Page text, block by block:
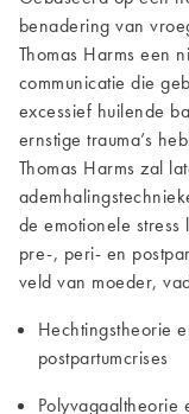
benadering van
Thomas Harms een
communicatie die
excessief huilende
ernstige trauma’s
Thomas Harms zal
de emotionele
pre-, peri- en
veld van moeder,
Hechtingstheorie
postpartumcrises
Polyvagaaltheorie